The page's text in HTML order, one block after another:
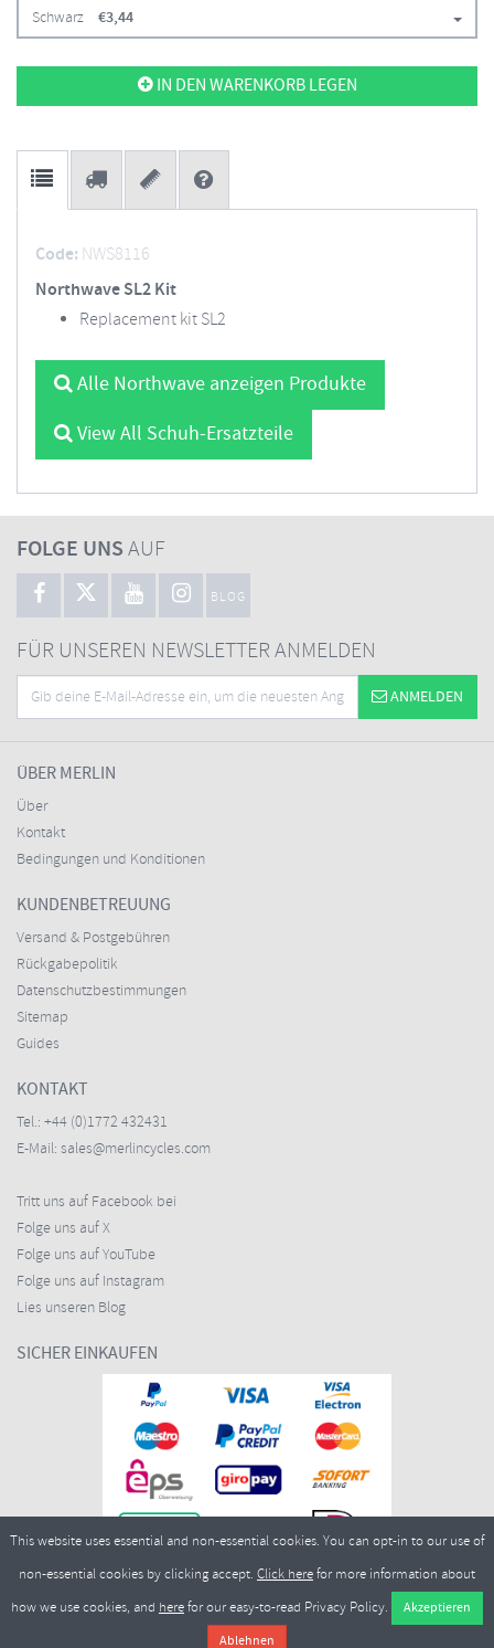
Schwarz €3,44
IN DEN WARENKORB LEGEN
Code: NWS8116
Northwave SL2 Kit
Replacement kit SL2
Alle Northwave anzeigen Produkte
View All Schuh-Ersatzteile
FOLGE UNSAUF
BLOG
FÜR UNSEREN NEWSLETTER ANMELDEN
ANMELDEN
ÜBER MERLIN
Über
Kontakt
Bedingungen und Konditionen
KUNDENBETREUUNG
Versand & Postgebühren
Rückgabepolitik
Datenschutzbestimmungen
Sitemap
Guides
KONTAKT
Tel.: +44 (0)1772 432431
E-Mail: sales@merlincycles.com
Tritt uns auf Facebook bei
Folge uns auf X
Folge uns auf YouTube
Folge uns auf Instagram
Lies unseren Blog
SICHER EINKAUFEN
Merlin Cycles Ltd., Unit A4 Buckshaw Link, Ordnance Road, Buckshaw
Village, Chorley PR7 7EL United Kingdom
This website uses essential and non-essential cookies. You can opt-in to our use of
non-essential cookies by clicking accept. Click herefor more information about
how we use cookies, and herefor our easy-to-read Privacy Policy.